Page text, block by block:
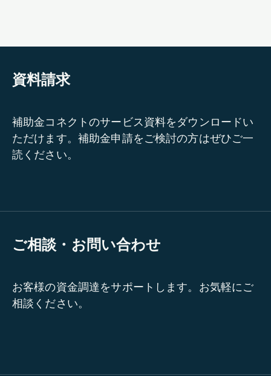
資料請求
補助金コネクトのサービス資料をダウンロードい
ただけます。補助金申請をご検討の方はぜひご一
読ください。
ご相談・お問い合わせ
お客様の資金調達をサポートします。お気軽にご
相談ください。